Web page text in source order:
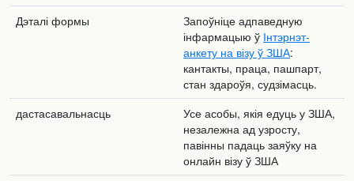
Дэталі формы
Запоўніце адпаведную
інфармацыю ў Інтэрнэт-
анкету на візу ў ЗША:
кантакты, праца, пашпарт,
стан здароўя, судзімасць.
дастасавальнасць
Усе асобы, якія едуць у ЗША,
незалежна ад узросту,
павінны падаць заяўку на
онлайн візу ў ЗША